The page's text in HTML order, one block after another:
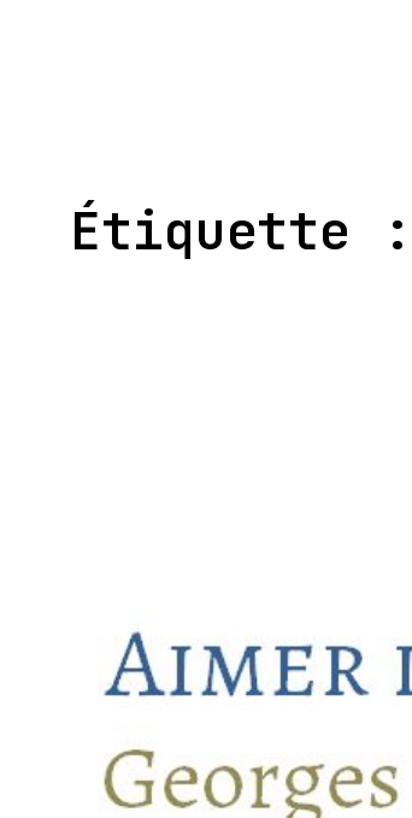
Étiquette :